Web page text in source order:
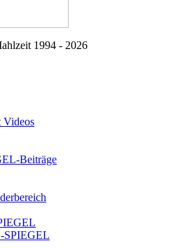
1994 - 2026
Videos
Beiträge
SPIEGEL